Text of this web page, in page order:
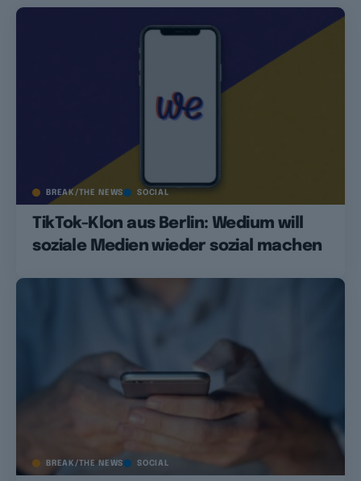
BREAK/THE NEWS SOCIAL
TikTok-Klon aus Berlin: Wedium will
soziale Medien wieder sozial machen
BREAK/THE NEWS SOCIAL